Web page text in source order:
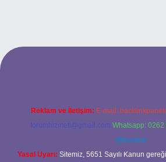
adresi
Reklam ve İletişim: E-mail:
forumhizmeti@gmail.com Whatsapp: 0262
@karabul
Yasal Uyarı: Sitemiz, 5651 Sayılı Kanun